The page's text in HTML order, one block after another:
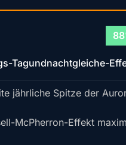
Tagundnachtgleiche-
jährliche Spitze der
McPherron-Effekt